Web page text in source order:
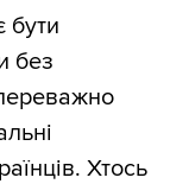
бути
без
Хтось